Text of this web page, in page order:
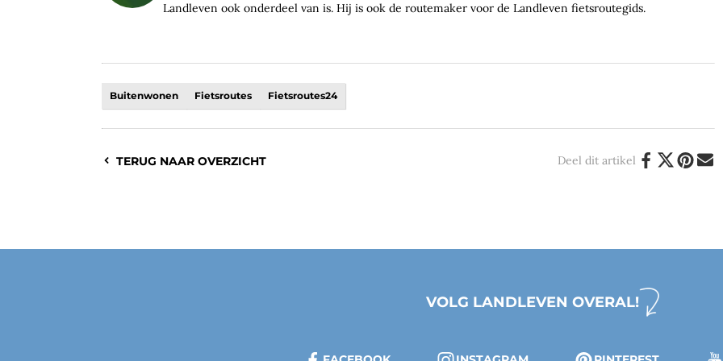
Landleven ook onderdeel van is. Hij is ook de routemaker voor de Landleven fietsroutegids.
Buitenwonen Fietsroutes Fietsroutes24
TERUG NAAR OVERZICHT Deel dit artikel
VOLG LANDLEVEN OVERAL!